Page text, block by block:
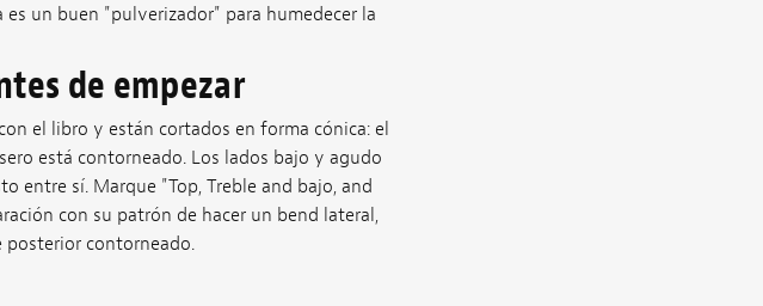
un buen "pulverizador" para humedecer la
de empezar
el libro y están cortados en forma cónica: el
está contorneado. Los lados bajo y agudo
entre sí. Marque "Top, Treble and bajo, and
con su patrón de hacer un bend lateral,
posterior contorneado.